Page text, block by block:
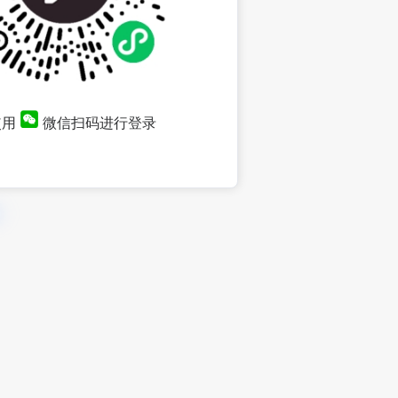
微信扫码进行登录